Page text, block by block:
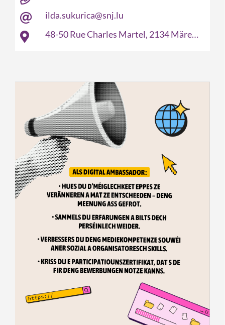
ilda.sukurica@snj.lu
48-50 Rue Charles Martel, 2134 Märel Luxembourg